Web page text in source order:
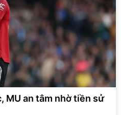
MU an tâm nhờ tiền sử